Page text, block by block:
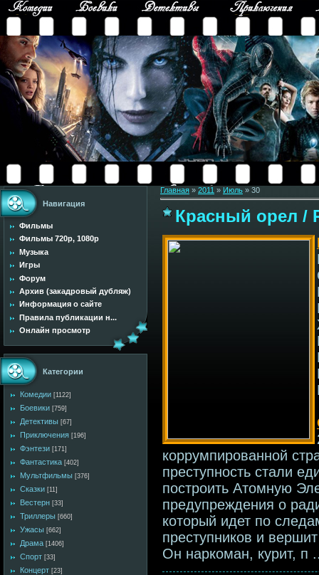
Навигация
Фильмы
Фильмы 720p, 1080p
Музыка
Игры
Форум
Архив (закадровый дубляж)
Информация о сайте
Правила публикации н...
Онлайн просмотр
Категории
Комедии [1122]
Боевики [759]
Детективы [67]
Приключения [196]
Фэнтези [171]
Фантастика [402]
Мультфильмы [376]
Сказки [11]
Вестерн [33]
Триллеры [660]
Ужасы [662]
Драма [1406]
Спорт [33]
Концерт [23]
Главная » 2011 » Июль » 30
Красный орел /
коррумпированной
преступность стали
построить Атомную
предупреждения о
который идет по
преступников и
Он наркоман, курит, п